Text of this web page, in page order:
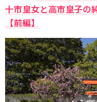
十市皇女と高市皇子の
【前編】